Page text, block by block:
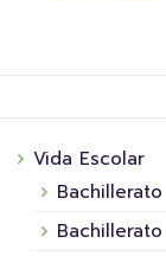
Vida Escolar